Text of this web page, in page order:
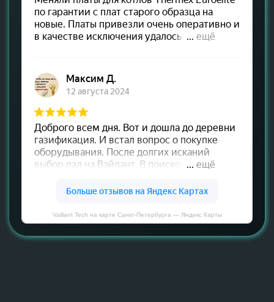
Vaillant Tech на карте Санкт‑Петербурга — Яндекс Карты